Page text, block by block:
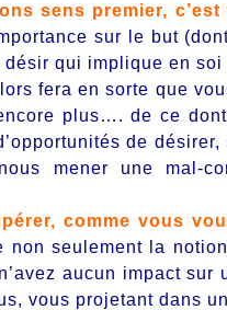
sens premier, c’est
sur le but
désir qui implique en soi
fera en sorte que
plus…. de ce
de
mener une mal-
comme vous
non seulement la
n’avez aucun impact
vous projetant dans